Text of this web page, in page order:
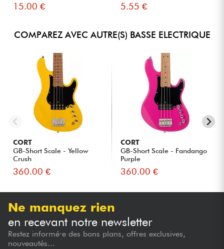
15.00 € 5.55 €
COMPAREZ AVEC AUTRE(S) BASSE ELECTRIQUE
CORT
GB-Short Scale - Yellow
Crush
360.00 €
CORT
GB-Short Scale - Fandango
Purple
360.00 €
Ne manquez rien
en recevant notre newsletter
Restez informé·e des bons plans, offres exclusives,
nouveautés...